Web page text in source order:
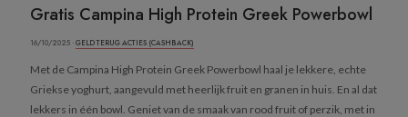
Gratis Campina High Protein Greek Powerbowl
16/10/2025 ·GELD TERUG ACTIES (CASHBACK)
Met de Campina High Protein Greek Powerbowl haal je lekkere, echte
Griekse yoghurt, aangevuld met heerlijk fruit en granen in huis. En al dat
lekkers in één bowl. Geniet van de smaak van rood fruit of perzik, met in